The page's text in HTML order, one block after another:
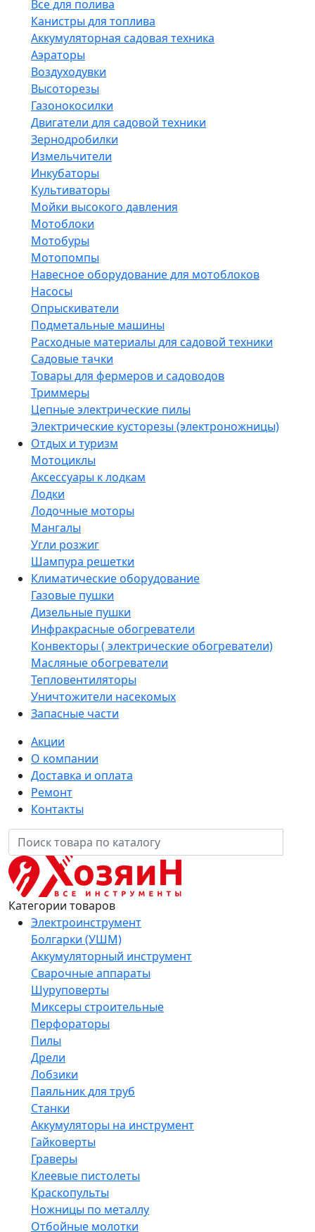
Все для полива
Канистры для топлива
Аккумуляторная садовая техника
Аэраторы
Воздуходувки
Высоторезы
Газонокосилки
Двигатели для садовой техники
Зернодробилки
Измельчители
Инкубаторы
Культиваторы
Мойки высокого давления
Мотоблоки
Мотобуры
Мотопомпы
Навесное оборудование для мотоблоков
Насосы
Опрыскиватели
Подметальные машины
Расходные материалы для садовой техники
Садовые тачки
Товары для фермеров и садоводов
Триммеры
Цепные электрические пилы
Электрические кусторезы (электроножницы)
Отдых и туризм
Мотоциклы
Аксессуары к лодкам
Лодки
Лодочные моторы
Мангалы
Угли розжиг
Шампура решетки
Климатические оборудование
Газовые пушки
Дизельные пушки
Инфракрасные обогреватели
Конвекторы ( электрические обогреватели)
Масляные обогреватели
Тепловентиляторы
Уничтожители насекомых
Запасные части
Акции
О компании
Доставка и оплата
Ремонт
Контакты
Категории товаров
Электроинструмент
Болгарки (УШМ)
Аккумуляторный инструмент
Сварочные аппараты
Шуруповерты
Миксеры строительные
Перфораторы
Пилы
Дрели
Лобзики
Паяльник для труб
Станки
Аккумуляторы на инструмент
Гайковерты
Граверы
Клеевые пистолеты
Краскопульты
Ножницы по металлу
Отбойные молотки